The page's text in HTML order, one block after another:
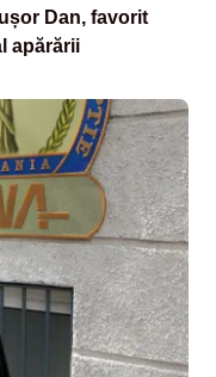
Dan, favorit
apărării